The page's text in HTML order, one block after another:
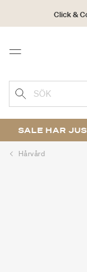
Click &
Menu
SÖK
SALE HAR
Hårvård